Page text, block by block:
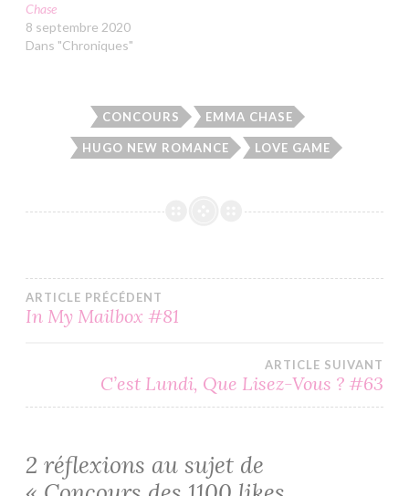
Chase
8 septembre 2020
Dans "Chroniques"
CONCOURS EMMA CHASE
HUGO NEW ROMANCE LOVE GAME
Navigation
l’article
ARTICLE PRÉCÉDENT
In My Mailbox #81
ARTICLE SUIVANT
C’est Lundi, Que Lisez-Vous ? #63
2 réflexions au sujet de